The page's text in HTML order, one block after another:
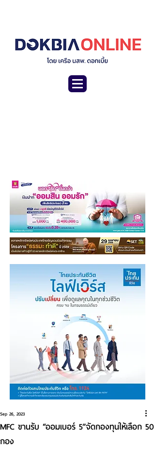
MFC ขานรับ “ออมเบอร์ 5”จัดกองทุนให้เลือก 50
กอง
Sep 26, 2023